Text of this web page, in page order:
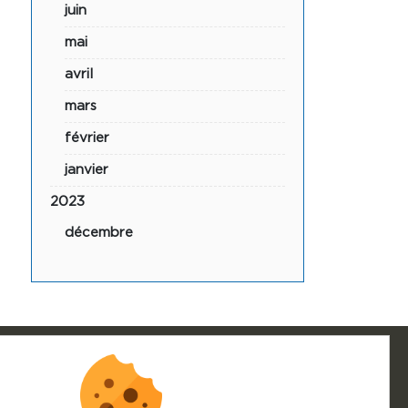
juin
mai
avril
mars
février
janvier
2023
décembre